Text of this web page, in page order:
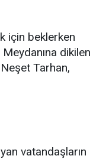
için beklerken
dikilen
Tarhan,
vatandaşların